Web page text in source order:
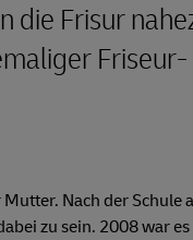
die Frisur
Friseur-
Nach der Schule
zu sein. 2008 war